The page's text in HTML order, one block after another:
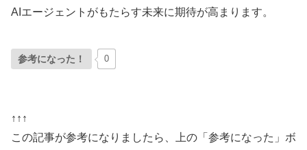
AIエージェントがもたらす未来に期待が高まります。
参考になった！ 0
↑↑↑
この記事が参考になりましたら、上の「参考になった」ボ